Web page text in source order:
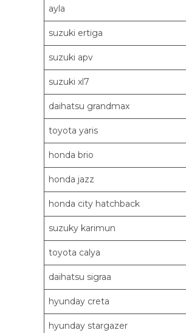
ayla
suzuki ertiga
suzuki apv
suzuki xl7
daihatsu grandmax
toyota yaris
honda brio
honda jazz
honda city hatchback
suzuky karimun
toyota calya
daihatsu sigraa
hyunday creta
hyunday stargazer